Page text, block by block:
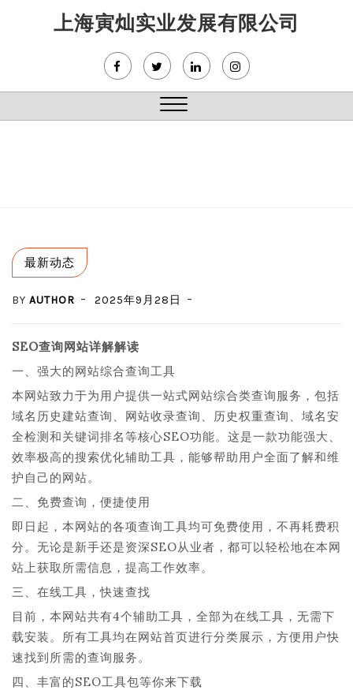
上海寅灿实业发展有限公司
Close
最新动态
BY AUTHOR 2025年9月28日
SEO查询网站详解解读
一、强大的网站综合查询工具
本网站致力于为用户提供一站式网站综合类查询服务，包括
域名历史建站查询、网站收录查询、历史权重查询、域名安
全检测和关键词排名等核心SEO功能。这是一款功能强大、
效率极高的搜索优化辅助工具，能够帮助用户全面了解和维
护自己的网站。
二、免费查询，便捷使用
即日起，本网站的各项查询工具均可免费使用，不再耗费积
分。无论是新手还是资深SEO从业者，都可以轻松地在本网
站上获取所需信息，提高工作效率。
三、在线工具，快速查找
目前，本网站共有4个辅助工具，全部为在线工具，无需下
载安装。所有工具均在网站首页进行分类展示，方便用户快
速找到所需的查询服务。
四、丰富的SEO工具包等你来下载